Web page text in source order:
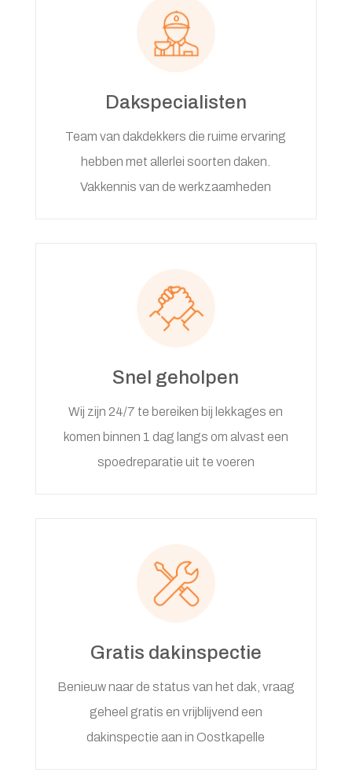
Dakspecialisten
Team van dakdekkers die ruime ervaring
hebben met allerlei soorten daken.
Vakkennis van de werkzaamheden
Snel geholpen
Wij zijn 24/7 te bereiken bij lekkages en
komen binnen 1 dag langs om alvast een
spoedreparatie uit te voeren
Gratis dakinspectie
Benieuw naar de status van het dak, vraag
geheel gratis en vrijblijvend een
dakinspectie aan in Oostkapelle